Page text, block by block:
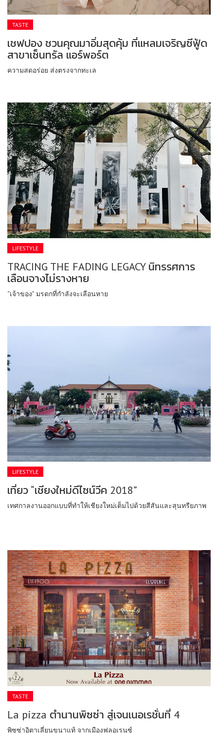
TASTE
เชฟปอง ชวนคุณมาอิ่มสุดคุ้ม ที่แหลมเจริญซีฟู้ด
สาขาเซ็นทรัล แอร์พอร์ต
ความสดอร่อย ส่งตรงจากทะเล
LIFESTYLE
TRACING THE FADING LEGACY นิทรรศการ
เลือนจางไม่รางหาย
“เจ้าของ” มรดกที่กำลังจะเลือนหาย
LIFESTYLE
เที่ยว “เชียงใหม่ดีไซน์วีค 2018”
เทศกาลงานออกแบบที่ทำให้เชียงใหม่เต็มไปด้วยสีสันและสุนทรียภาพ
TASTE
La pizza ตำนานพิซซ่า สู่เจนเนอเรชั่นที่ 4
พิซซ่าอิตาเลี่ยนขนาแท้ จากเมืองฟลอเรนซ์